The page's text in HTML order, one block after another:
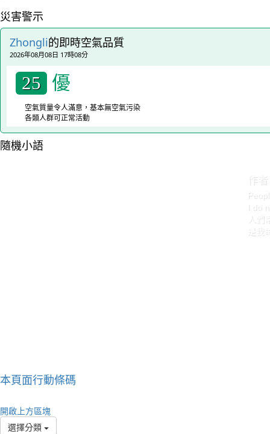
災害警示
Zhongli的即時空氣品質
2026年08月08日 17時08分
25 優
空氣質量令人滿意，基本無空氣污染
各類人群可正常活動
隨機小語
作
I do
人們
是我
本頁面行動條碼
開啟上方區塊
選擇分類